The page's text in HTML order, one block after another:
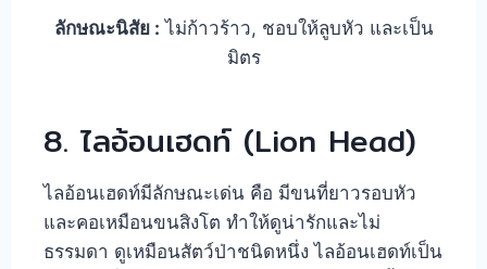
ลักษณะนิสัย : ไม่ก้าวร้าว, ชอบให้ลูบหัว และเป็น
มิตร
8. ไลอ้อนเฮดท์ (Lion Head)
ไลอ้อนเฮดท์มีลักษณะเด่น คือ มีขนที่ยาวรอบหัว
และคอเหมือนขนสิงโต ทำให้ดูน่ารักและไม่
ธรรมดา ดูเหมือนสัตว์ป่าชนิดหนึ่ง ไลอ้อนเฮดท์เป็น